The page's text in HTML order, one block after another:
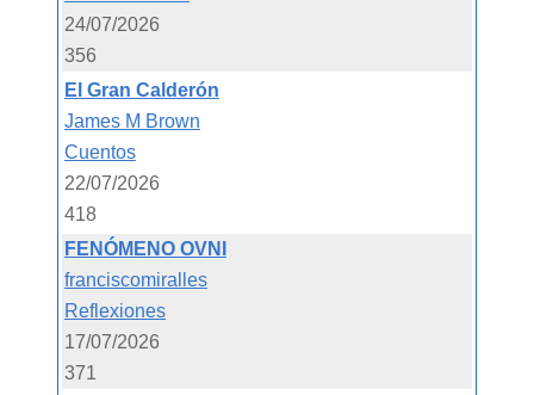
24/07/2026
356
El Gran Calderón
James M Brown
Cuentos
22/07/2026
418
FENÓMENO OVNI
franciscomiralles
Reflexiones
17/07/2026
371